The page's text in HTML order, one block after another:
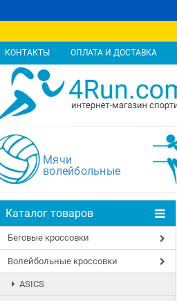
КОНТАКТЫ ОПЛАТА И ДОСТАВКА
Мячи
волейбольные
Каталог товаров
Беговые кроссовки
Волейбольные кроссовки
ASICS